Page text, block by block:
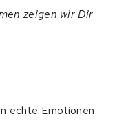
zeigen wir Dir
echte Emotionen